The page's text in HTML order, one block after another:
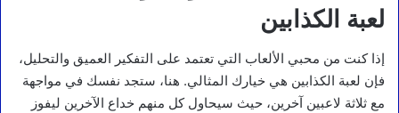
لعبة الكذابين
إذا كنت من محبي الألعاب التي تعتمد على التفكير العميق والتحليل،
فإن لعبة الكذابين هي خيارك المثالي. هنا، ستجد نفسك في مواجهة
مع ثلاثة لاعبين آخرين، حيث سيحاول كل منهم خداع الآخرين ليفوز